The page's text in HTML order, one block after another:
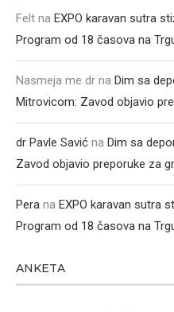
Felt na EXPO karavan sutra
Program od 18 časova na
Nasmeja me dr na Dim sa
Mitrovicom: Zavod objavio
dr Pavle Savić na Dim sa
Zavod objavio preporuke za
Pera na EXPO karavan sutra
Program od 18 časova na
ANKETA